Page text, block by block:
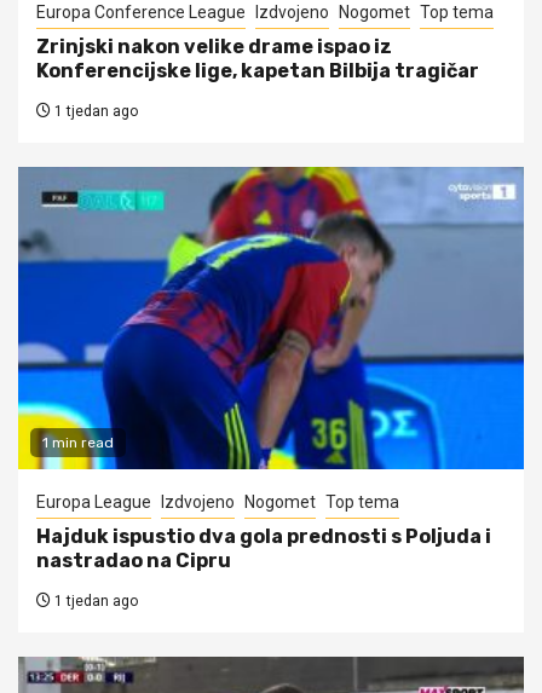
Europa Conference League Izdvojeno Nogomet Top tema
Zrinjski nakon velike drame ispao iz
Konferencijske lige, kapetan Bilbija tragičar
1 tjedan ago
1 min read
Europa League Izdvojeno Nogomet Top tema
Hajduk ispustio dva gola prednosti s Poljuda i
nastradao na Cipru
1 tjedan ago